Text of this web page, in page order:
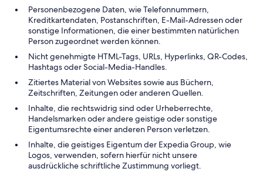
Personenbezogene Daten, wie Telefonnummern,
Kreditkartendaten, Postanschriften, E-Mail-Adressen oder
sonstige Informationen, die einer bestimmten natürlichen
Person zugeordnet werden können.
Nicht genehmigte HTML-Tags, URLs, Hyperlinks, QR-Codes,
Hashtags oder Social-Media-Handles.
Zitiertes Material von Websites sowie aus Büchern,
Zeitschriften, Zeitungen oder anderen Quellen.
Inhalte, die rechtswidrig sind oder Urheberrechte,
Handelsmarken oder andere geistige oder sonstige
Eigentumsrechte einer anderen Person verletzen.
Inhalte, die geistiges Eigentum der Expedia Group, wie
Logos, verwenden, sofern hierfür nicht unsere
ausdrückliche schriftliche Zustimmung vorliegt.